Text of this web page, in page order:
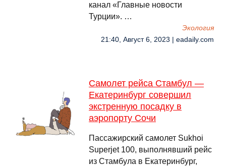
канал «Главные новости
Турции». …
Экология
21:40, Август 6, 2023 | eadaily.com
Самолет рейса Стамбул —
Екатеринбург совершил
экстренную посадку в
аэропорту Сочи
Пассажирский самолет Sukhoi
Superjet 100, выполнявший рейс
из Стамбула в Екатеринбург,